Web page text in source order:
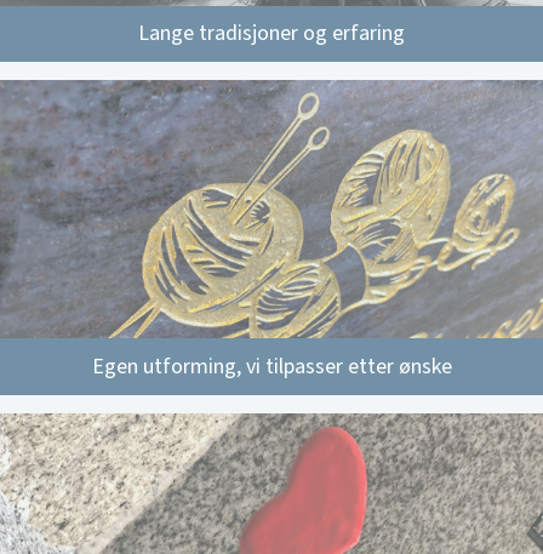
Lange tradisjoner og erfaring
Egen utforming, vi tilpasser etter ønske